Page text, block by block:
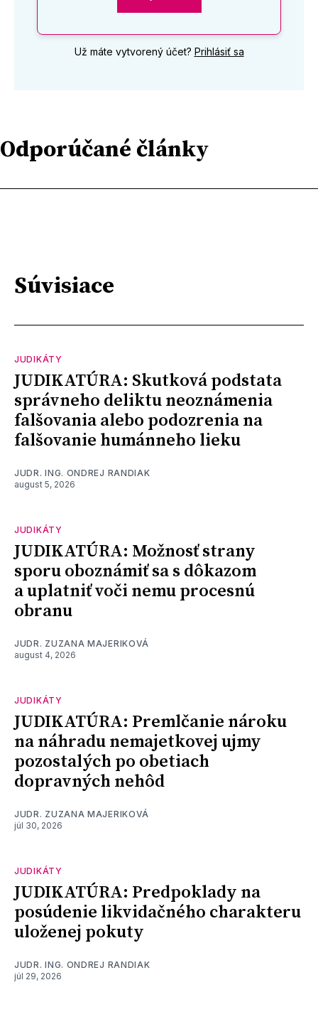
Už máte vytvorený účet? Prihlásiť sa
Odporúčané články
Súvisiace
JUDIKÁTY
JUDIKATÚRA: Skutková podstata
správneho deliktu neoznámenia
falšovania alebo podozrenia na
falšovanie humánneho lieku
JUDR. ING. ONDREJ RANDIAK
august 5, 2026
JUDIKÁTY
JUDIKATÚRA: Možnosť strany
sporu oboznámiť sa s dôkazom
a uplatniť voči nemu procesnú
obranu
JUDR. ZUZANA MAJERIKOVÁ
august 4, 2026
JUDIKÁTY
JUDIKATÚRA: Premlčanie nároku
na náhradu nemajetkovej ujmy
pozostalých po obetiach
dopravných nehôd
JUDR. ZUZANA MAJERIKOVÁ
júl 30, 2026
JUDIKÁTY
JUDIKATÚRA: Predpoklady na
posúdenie likvidačného charakteru
uloženej pokuty
JUDR. ING. ONDREJ RANDIAK
júl 29, 2026